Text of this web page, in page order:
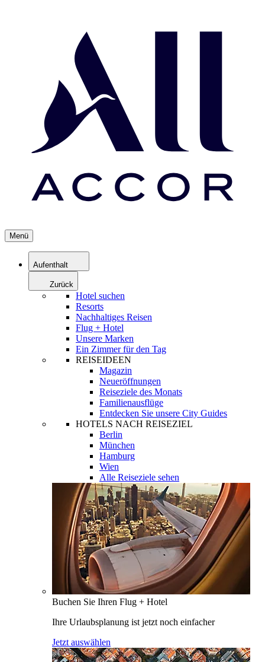
Menü
Aufenthalt
Zurück
Hotel suchen
Resorts
Nachhaltiges Reisen
Flug + Hotel
Unsere Marken
Ein Zimmer für den Tag
REISEIDEEN
Magazin
Neueröffnungen
Reiseziele des Monats
Familienausflüge
Entdecken Sie unsere City Guides
HOTELS NACH REISEZIEL
Berlin
München
Hamburg
Wien
Alle Reiseziele sehen
Buchen Sie Ihren Flug + Hotel
Ihre Urlaubsplanung ist jetzt noch einfacher
Jetzt auswählen